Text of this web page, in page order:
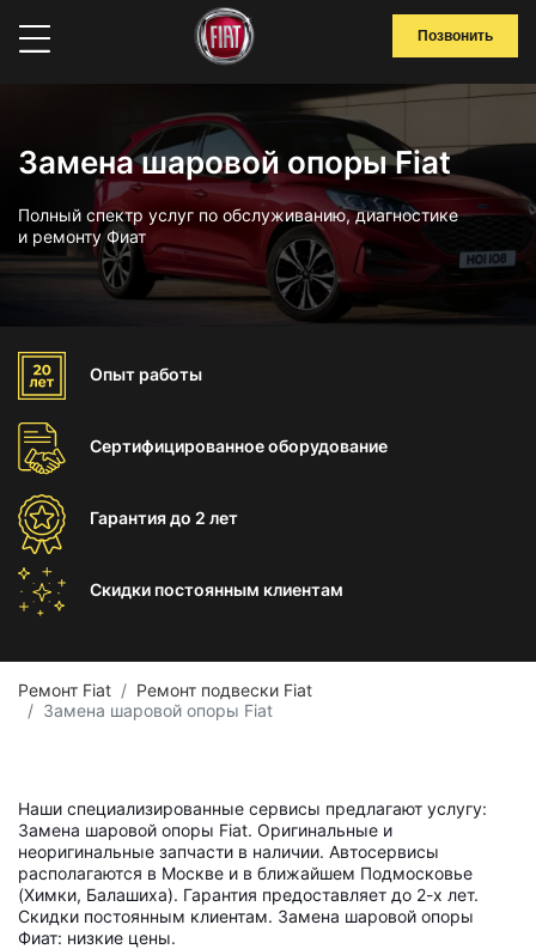
Позвонить
Замена шаровой опоры Fiat
Полный спектр услуг по обслуживанию, диагностике
и ремонту Фиат
Опыт работы
Сертифицированноеоборудование
Гарантиядо 2 лет
Скидки постоянным клиентам
Ремонт Fiat
Ремонт подвески Fiat
Замена шаровой опоры Fiat
Наши специализированные сервисы предлагают услугу:
Замена шаровой опоры Fiat. Оригинальные и
неоригинальные запчасти в наличии. Автосервисы
располагаются в Москве и в ближайшем Подмосковье
(Химки, Балашиха). Гарантия предоставляет до 2-х лет.
Скидки постоянным клиентам. Замена шаровой опоры
Фиат: низкие цены.